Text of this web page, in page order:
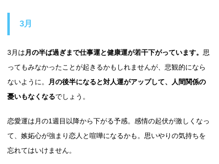
3月
3月は 月の半ば過ぎまで仕事運と健康運が若干下がっています。 思
ってもみなかったことが起きるかもしれませんが、悲観的になら
ないように。
月の後半になると対人運がアップして、人間関係の
憂いもなくなるでしょう。
恋愛運は月の1週目以降から下がる予感。感情の起伏が激しくなっ
て、嫉妬心が強まり恋人と喧嘩になるかも。思いやりの気持ちを
忘れてはいけません。